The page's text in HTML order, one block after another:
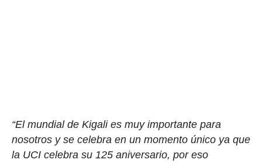
“El mundial de Kigali es muy importante para
nosotros y se celebra en un momento único ya que
la UCI celebra su 125 aniversario, por eso